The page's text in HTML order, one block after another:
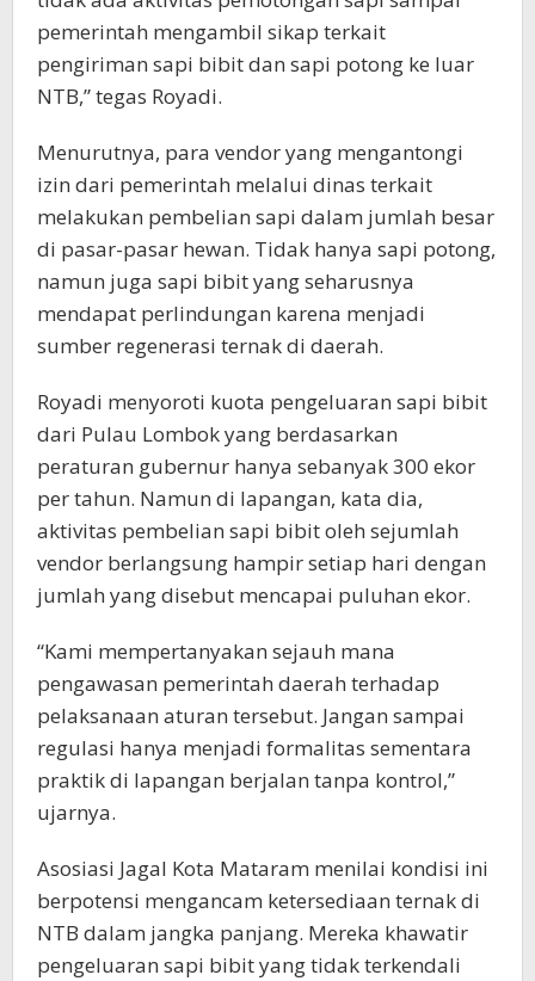
pemerintah mengambil sikap terkait
pengiriman sapi bibit dan sapi potong ke luar
NTB,” tegas Royadi.
Menurutnya, para vendor yang mengantongi
izin dari pemerintah melalui dinas terkait
melakukan pembelian sapi dalam jumlah besar
di pasar-pasar hewan. Tidak hanya sapi potong,
namun juga sapi bibit yang seharusnya
mendapat perlindungan karena menjadi
sumber regenerasi ternak di daerah.
Royadi menyoroti kuota pengeluaran sapi bibit
dari Pulau Lombok yang berdasarkan
peraturan gubernur hanya sebanyak 300 ekor
per tahun. Namun di lapangan, kata dia,
aktivitas pembelian sapi bibit oleh sejumlah
vendor berlangsung hampir setiap hari dengan
jumlah yang disebut mencapai puluhan ekor.
“Kami mempertanyakan sejauh mana
pengawasan pemerintah daerah terhadap
pelaksanaan aturan tersebut. Jangan sampai
regulasi hanya menjadi formalitas sementara
praktik di lapangan berjalan tanpa kontrol,”
ujarnya.
Asosiasi Jagal Kota Mataram menilai kondisi ini
berpotensi mengancam ketersediaan ternak di
NTB dalam jangka panjang. Mereka khawatir
pengeluaran sapi bibit yang tidak terkendali